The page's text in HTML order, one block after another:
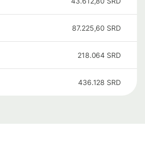
87.225,60 SRD
218.064 SRD
436.128 SRD